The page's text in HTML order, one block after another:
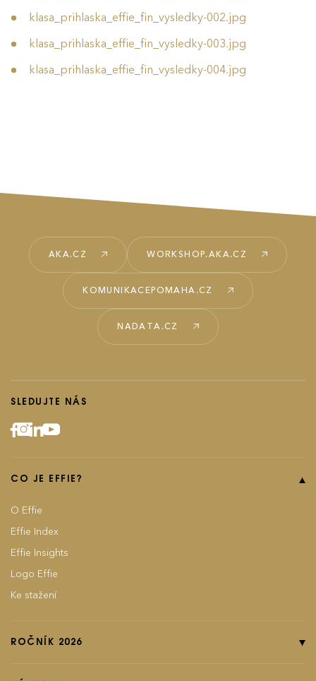
klasa_prihlaska_effie_fin_vysledky-002.jpg
klasa_prihlaska_effie_fin_vysledky-003.jpg
klasa_prihlaska_effie_fin_vysledky-004.jpg
AKA.CZ WORKSHOP.AKA.CZ
KOMUNIKACEPOMAHA.CZ
NADATA.CZ
SLEDUJTE NÁS
CO JE EFFIE?
O Effie
Effie Index
Effie Insights
Logo Effie
Ke stažení
ROČNÍK 2026